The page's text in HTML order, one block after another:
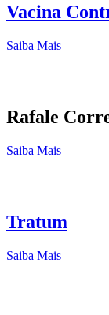
Vacina
Saiba Mais
Rafale
Saiba Mais
Tratum
Saiba Mais